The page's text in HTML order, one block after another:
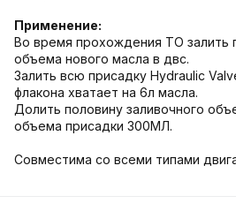
Применение:
Во время прохождения ТО залить
объема нового масла в двс.
Залить всю присадку Hydraulic
флакона хватает на 6л масла.
Долить половину заливочного
объема присадки 300МЛ.
Совместима со всеми типами